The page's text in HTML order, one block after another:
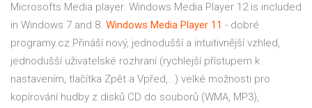
Microsofts Media player. Windows Media Player 12 is included
in Windows 7 and 8. Windows Media Player 11 - dobré
programy.cz Přináší nový, jednodušší a intuitivnější vzhled,
jednodušší uživatelské rozhraní (rychlejší přístupem k
nastavením, tlačítka Zpět a Vpřed,…) velké možnosti pro
kopírování hudby z disků CD do souborů (WMA, MP3),